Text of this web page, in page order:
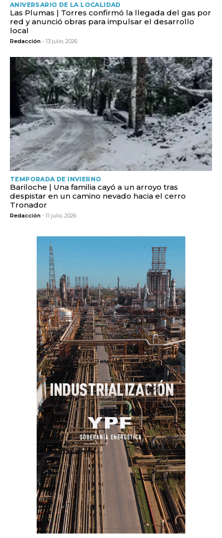
ANIVERSARIO DE LA LOCALIDAD
Las Plumas | Torres confirmó la llegada del gas por
red y anunció obras para impulsar el desarrollo
local
Redacción - 13 julio, 2026
TEMPORADA DE INVIERNO
Bariloche | Una familia cayó a un arroyo tras
despistar en un camino nevado hacia el cerro
Tronador
Redacción - 11 julio, 2026